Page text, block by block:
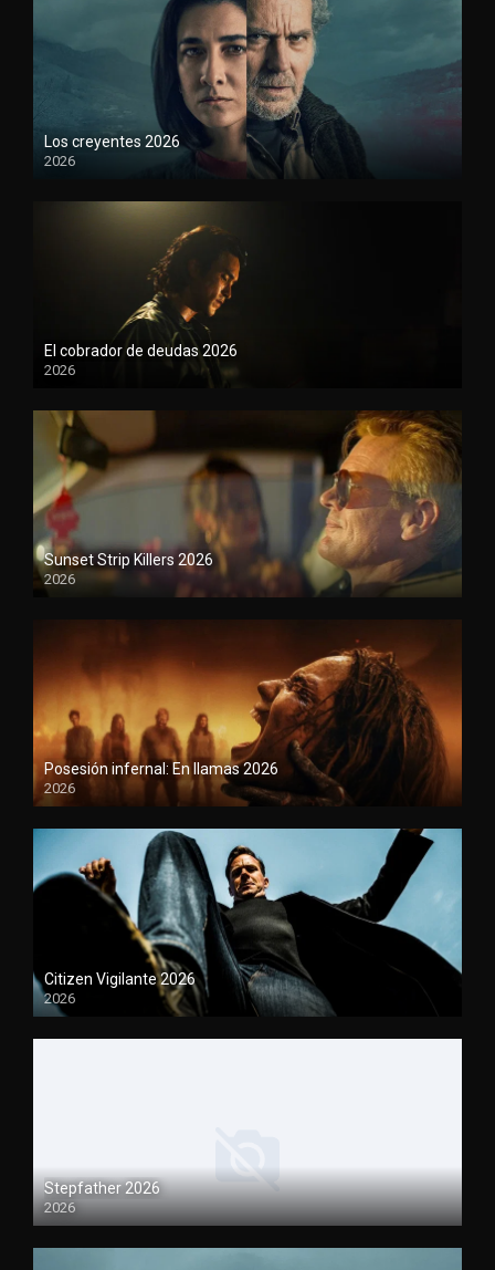
Los creyentes 2026
2026
1080P
El cobrador de deudas 2026
2026
1080P
Sunset Strip Killers 2026
2026
1080P
Posesión infernal: En llamas 2026
2026
1080P
Citizen Vigilante 2026
2026
1080P
Stepfather 2026
2026
1080P